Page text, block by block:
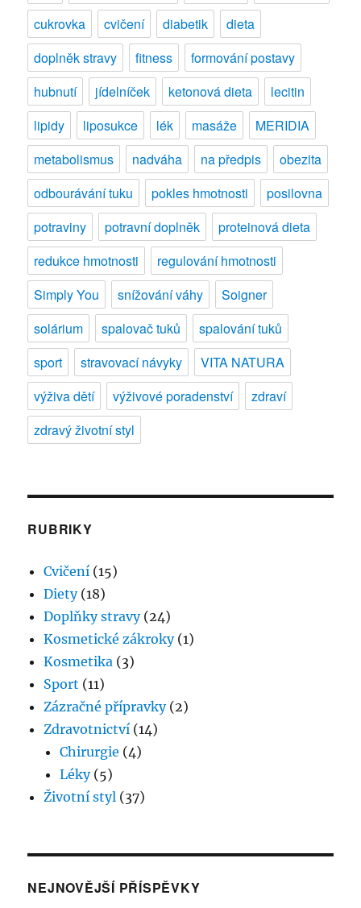
věž
na
podporu
Světového
dne
diabetu
cukrovka
cvičení diabetik
dieta
doplněk stravy
fitness
formování postavy
hubnutí
jídelníček ketonová dieta
lecitin
lipidy
liposukce lék masáže
MERIDIA
metabolismus
nadváha na předpis
obezita
odbourávání tuku
pokles hmotnosti
posilovna
potraviny
potravní doplněk
proteinová dieta
redukce hmotnosti
regulování hmotnosti
Simply You
snížování váhy
Soigner
solárium
spalovač tuků
spalování tuků
sport
stravovací návyky
VITA NATURA
výživa dětí
výživové poradenství
zdraví
zdravý životní styl
RUBRIKY
Cvičení (15)
Diety(18)
Doplňky stravy(24)
Kosmetické zákroky(1)
Kosmetika (3)
Sport (11)
Zázračné přípravky(2)
Zdravotnictví (14)
Chirurgie (4)
Léky(5)
Životní styl (37)
NEJNOVĚJŠÍ PŘÍSPĚVKY